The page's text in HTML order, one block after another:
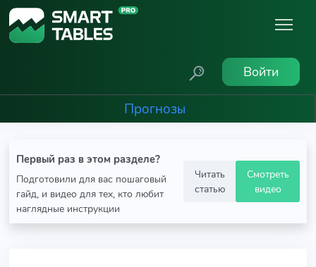
Войти
Прогнозы
Первый раз в этом разделе?
Подготовили для вас пошаговый
гайд, и видео для тех, кто любит
наглядные инструкции
Читать
статью
Смотреть
видео